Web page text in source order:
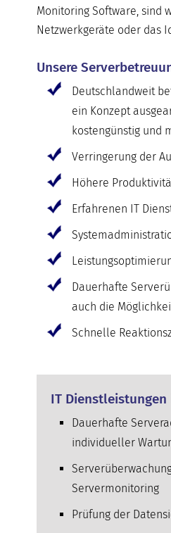
Monitoring Software, sind
Netzwerkgeräte oder das
Unsere
Deutschlandweit
ein Konzept
kostengünstig und
Verringerung der
Höhere
Erfahrenen IT
Dauerhafte
auch die
Schnelle
IT
Dauerhafte
individueller
Servermonitoring
Prüfung der